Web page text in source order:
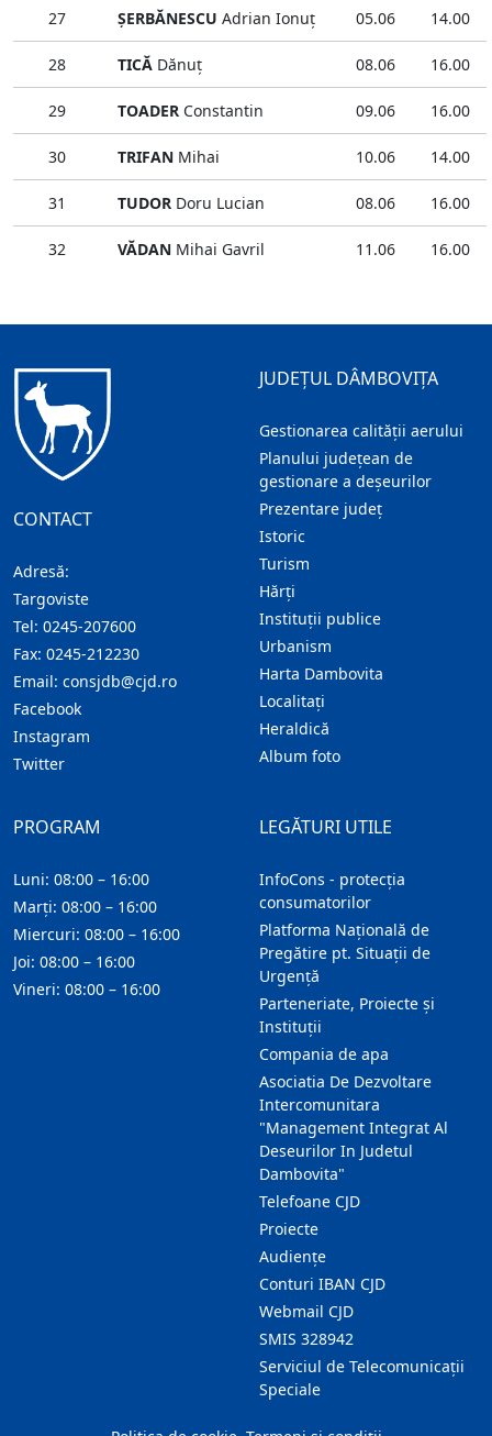
27 ŞERBĂNESCU Adrian Ionuţ 05.06 14.00
28 TICĂ Dănuţ 08.06 16.00
29 TOADER Constantin 09.06 16.00
30 TRIFAN Mihai 10.06 14.00
31 TUDOR Doru Lucian 08.06 16.00
32 VĂDAN Mihai Gavril 11.06 16.00
CONTACT
Adresă:
Targoviste
Tel: 0245-207600
Fax: 0245-212230
Email: consjdb@cjd.ro
Facebook
Instagram
Twitter
JUDEȚUL DÂMBOVIȚA
Gestionarea calității aerului
Planului județean de
gestionare a deșeurilor
Prezentare judeţ
Istoric
Turism
Hărţi
Instituţii publice
Urbanism
Harta Dambovita
Localitaţi
Heraldică
Album foto
LEGĂTURI UTILE
InfoCons - protecția
consumatorilor
Platforma Națională de
Pregătire pt. Situații de
Urgență
Parteneriate, Proiecte și
Instituții
Compania de apa
Asociatia De Dezvoltare
Intercomunitara
"Management Integrat Al
Deseurilor In Judetul
Dambovita"
Telefoane CJD
Proiecte
Audienţe
Conturi IBAN CJD
Webmail CJD
SMIS 328942
Serviciul de Telecomunicații
Speciale
PROGRAM
Luni: 08:00 – 16:00
Marți: 08:00 – 16:00
Miercuri: 08:00 – 16:00
Joi: 08:00 – 16:00
Vineri: 08:00 – 16:00